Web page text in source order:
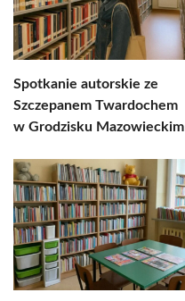
Spotkanie autorskie ze
Szczepanem Twardochem
w Grodzisku Mazowieckim